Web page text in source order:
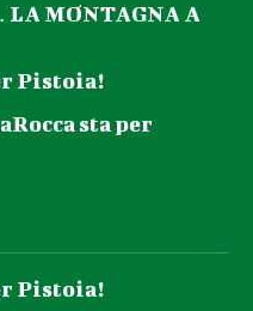
MONTAGNA A
Pistoia!
sta per
Pistoia!